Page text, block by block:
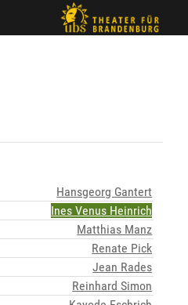
Hansgeorg Gantert
Ines Venus Heinrich
Matthias Manz
Renate Pick
Jean Rades
Reinhard Simon